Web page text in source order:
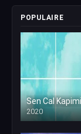
POPULAIRE
Sen Cal
2020